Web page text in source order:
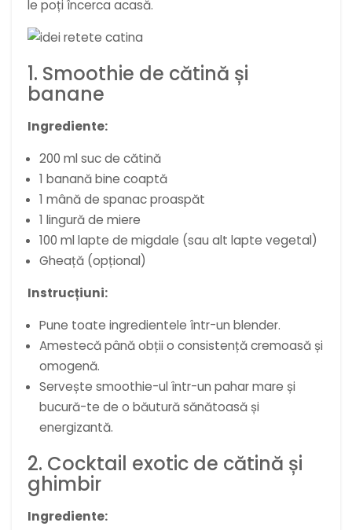
le poți încerca acasă.
1. Smoothie de cătină și
banane
Ingrediente:
200 ml suc de cătină
1 banană bine coaptă
1 mână de spanac proaspăt
1 lingură de miere
100 ml lapte de migdale (sau alt lapte vegetal)
Gheață (opțional)
Instrucțiuni:
Pune toate ingredientele într-un blender.
Amestecă până obții o consistență cremoasă și
omogenă.
Servește smoothie-ul într-un pahar mare și
bucură-te de o băutură sănătoasă și
energizantă.
2. Cocktail exotic de cătină și
ghimbir
Ingrediente: